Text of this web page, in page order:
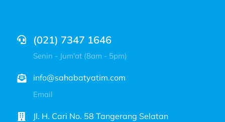
(021) 7347 1646
Senin - Jum'at (8am - 5pm)
info@sahabatyatim.com
Email
Jl. H. Cari No. 58 Tangerang Selatan